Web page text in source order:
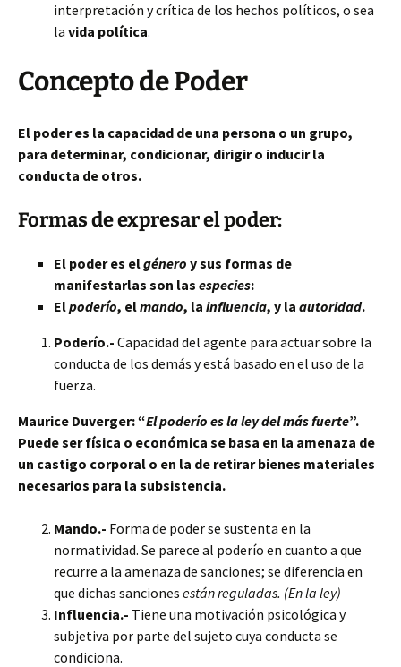
interpretación y crítica de los hechos políticos, o sea
la vida política.
Concepto de Poder
El poder es la capacidad de una persona o un grupo,
para determinar, condicionar, dirigir o inducir la
conducta de otros.
Formas de expresar el poder:
El poder es elgénero y sus formas de
manifestarlas son las especies:
Elpoderío, elmando, la influencia, y la autoridad.
Poderío.- Capacidad del agente para actuar sobre la
conducta de los demás y está basado en el uso de la
fuerza.
Maurice Duverger: “El poderío es la ley del más fuerte”.
Puede ser física o económica se basa en la amenaza de
un castigo corporal o en la de retirar bienes materiales
necesarios para la subsistencia.
Mando.- Forma de poder se sustenta en la
normatividad. Se parece al poderío en cuanto a que
recurre a la amenaza de sanciones; se diferencia en
que dichas sanciones están reguladas. (En la ley)
Influencia.- Tiene una motivación psicológica y
subjetiva por parte del sujeto cuya conducta se
condiciona.